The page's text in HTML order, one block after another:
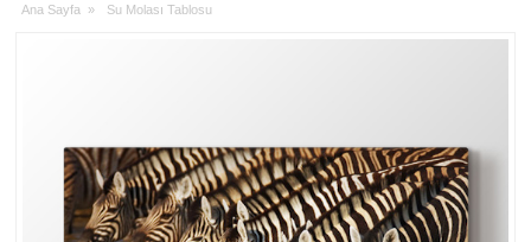
Ana Sayfa » Su Molası Tablosu